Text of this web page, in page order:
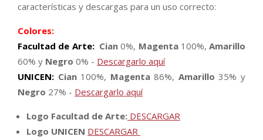
características y descargas para un uso correcto:
Colores:
Facultad de Arte: Cian 0%, Magenta100%, Amarillo
60% y Negro 0% - Descargarlo aquí
UNICEN: Cian100%, Magenta86%, Amarillo 35% y
Negro 27% - Descargarlo aquí
Logo Facultad de Arte: DESCARGAR
Logo UNICEN DESCARGAR